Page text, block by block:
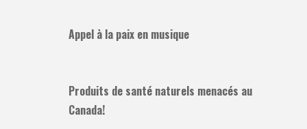
Appel à la paix en musique
Produits de santé naturels menacés au
Canada!